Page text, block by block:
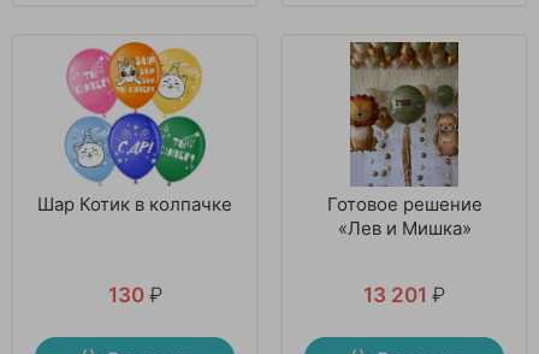
Шар Котик в колпачке
130 ₽
Готовое решение
«Лев и Мишка»
13 201 ₽